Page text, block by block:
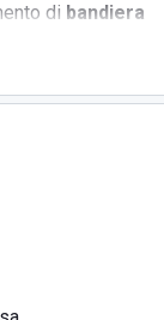
di bandiera
da
un’esperienza